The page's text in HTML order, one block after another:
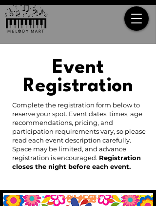
Event
Registration
Complete the registration form below to
reserve your spot. Event dates, times, age
recommendations, pricing, and
participation requirements vary, so please
read each event description carefully.
Space may be limited, and advance
registration is encouraged. Registration
closes the night before each event.